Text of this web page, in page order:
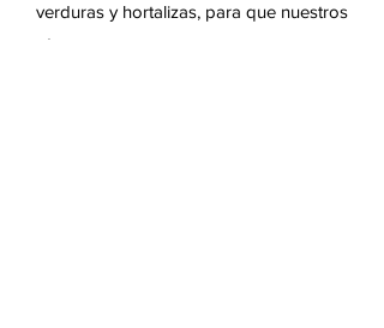
verduras y hortalizas, para que nuestros
huéspedes puedan sentir el contacto con la